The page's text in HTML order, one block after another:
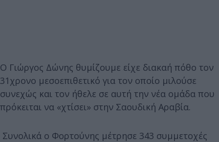
Ο Γιώργος Δώνης θυμίζουμε είχε διακαή πόθο τον
31χρονο μεσοεπιθετικό για τον οποίο μιλούσε
συνεχώς και τον ήθελε σε αυτή την νέα ομάδα που
πρόκειται να «χτίσει» στην Σαουδική Αραβία.
Συνολικά ο Φορτούνης μέτρησε 343 συμμετοχές